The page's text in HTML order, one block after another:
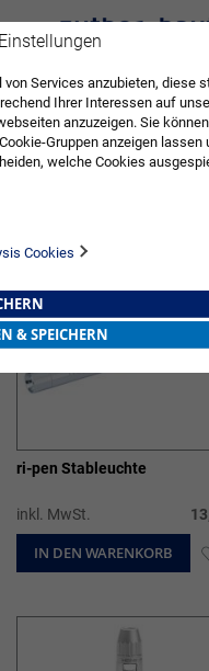
3Elemente
ri-pen Stableuchte
inkl. MwSt.
IN DEN WARENKORB
ARZTBEDARF
Services anzubieten, diese
Ihrer Interessen auf
anzuzeigen. Sie können
Gruppen anzeigen lassen
welche Cookies
Cookies
& SPEICHERN